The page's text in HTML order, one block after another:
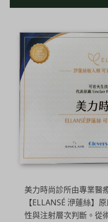
美力時尚診所由專業醫
【ELLANSÉ 洢蓮絲】
性與注射層次判斷。從